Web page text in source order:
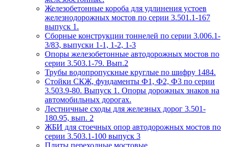
Железобетонные короба для удлинения устоев
железнодорожных мостов по серии 3.501.1-167
выпуск 1.
Сборные конструкции тоннелей по серии 3.006.1-
3/83, выпуски 1-1, 1-2, 1-3
Опоры железобетонные автодорожных мостов по
серии 3.503.1-79. Вып.2
Трубы водопропускные круглые по шифру 1484.
Стойки СКЖ, фундаменты Ф1, Ф2, Ф3 по серии
3.503.9-80. Выпуск 1. Опоры дорожных знаков на
автомобильных дорогах.
Лестничные сходы для железных дорог 3.501-
180.95, вып. 2
ЖБИ для стоечных опор автодорожных мостов по
серии 3.503.1-100 выпуск 3
Плиты переходные мостовые